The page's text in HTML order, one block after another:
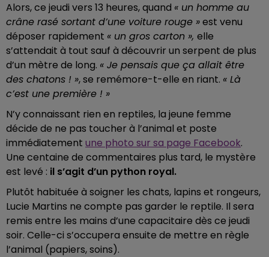
Alors, ce jeudi vers 13 heures, quand « un homme au
crâne rasé sortant d’une voiture rouge »est venu
déposer rapidement « un gros carton », elle
s’attendait à tout sauf à découvrir un serpent de plus
d’un mètre de long. « Je pensais que ça allait être
des chatons ! », se remémore-t-elle en riant. « Là
c’est une première ! »
N’y connaissant rien en reptiles, la jeune femme
décide de ne pas toucher à l’animal et poste
immédiatement une photo sur sa page Facebook.
Une centaine de commentaires plus tard, le mystère
est levé : il s’agit d’un python royal.
Plutôt habituée à soigner les chats, lapins et rongeurs,
Lucie Martins ne compte pas garder le reptile. Il sera
remis entre les mains d’une capacitaire dès ce jeudi
soir. Celle-ci s’occupera ensuite de mettre en règle
l’animal (papiers, soins).